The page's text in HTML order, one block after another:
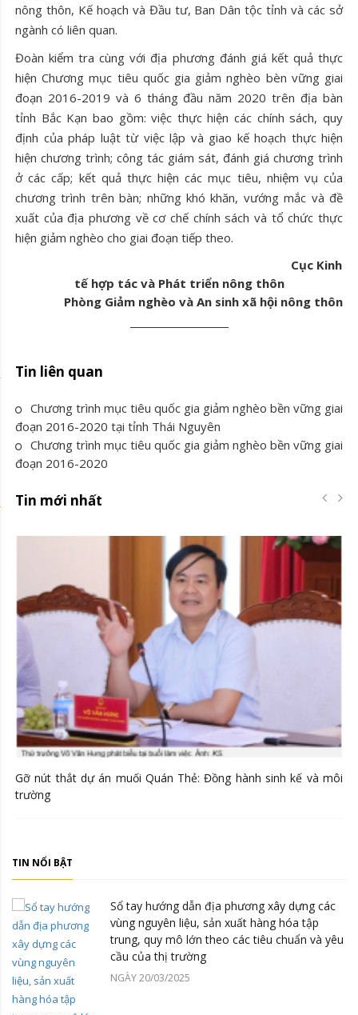
nông thôn, Kế hoạch và Đầu tư, Ban Dân tộc tỉnh và các sở
ngành có liên quan.
Đoàn kiểm tra cùng với địa phương đánh giá kết quả thực
hiện Chương mục tiêu quốc gia giảm nghèo bèn vững giai
đoạn 2016-2019 và 6 tháng đầu năm 2020 trên địa bàn
tỉnh Bắc Kạn bao gồm: việc thực hiện các chính sách, quy
định của pháp luật từ việc lập và giao kế hoạch thực hiện
hiện chương trình; công tác giám sát, đánh giá chương trình
ở các cấp; kết quả thực hiện các mục tiêu, nhiệm vụ của
chương trình trên bàn; những khó khăn, vướng mắc và đề
xuất của địa phương về cơ chế chính sách và tổ chức thực
hiện giảm nghèo cho giai đoạn tiếp theo.
Cục Kinh
tế hợp tác và Phát triển nông thôn
Phòng Giảm nghèo và An sinh xã hội nông thôn
Tin liên quan
Chương trình mục tiêu quốc gia giảm nghèo bền vững giai
đoạn 2016-2020 tại tỉnh Thái Nguyên
Chương trình mục tiêu quốc gia giảm nghèo bền vững giai
đoạn 2016-2020
Tin mới nhất
Gỡ nút thắt dự án muối Quán Thẻ: Đồng hành sinh kế và môi
trường
TIN NỔI BẬT
Sổ tay hướng dẫn địa phương xây dựng các
vùng nguyên liệu, sản xuất hàng hóa tập
trung, quy mô lớn theo các tiêu chuẩn và yêu
cầu của thị trường
NGÀY 20/03/2025